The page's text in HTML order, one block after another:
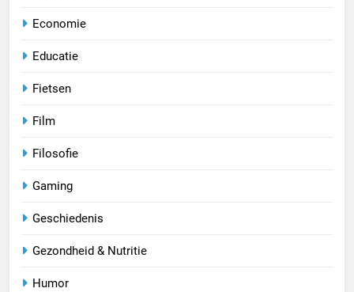
Economie
Educatie
Fietsen
Film
Filosofie
Gaming
Geschiedenis
Gezondheid & Nutritie
Humor